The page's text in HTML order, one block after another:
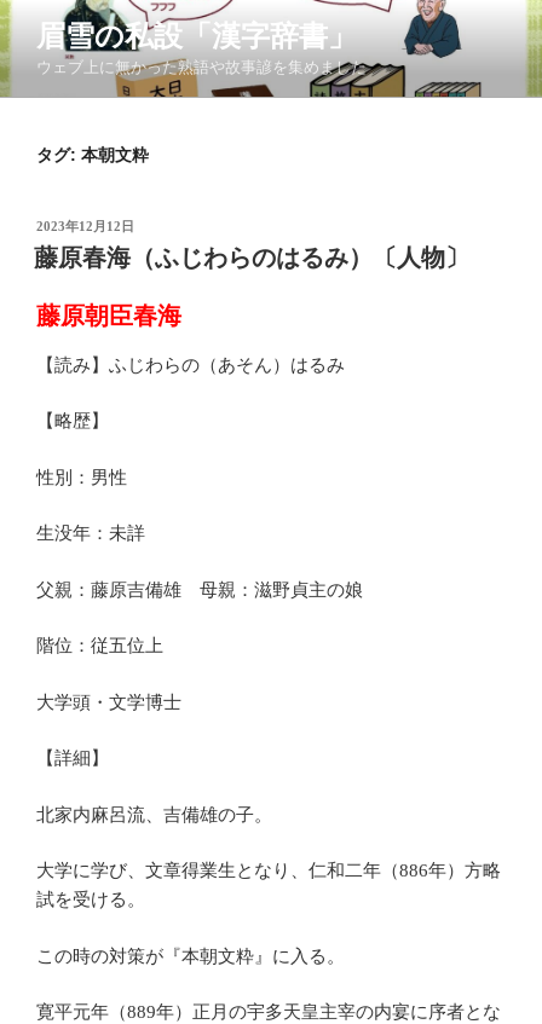
コ
ン
テ
ン
眉雪の私設「漢字辞書」
ウェブ上に無かった熟語や故事諺を集めました
タグ: 本朝文粋
投
稿
日:
2023年12月12日
藤原春海（ふじわらのはるみ）〔人物〕
藤原朝臣春海
【読み】ふじわらの（あそん）はるみ
【略歴】
性別：男性
生没年：未詳
父親：藤原吉備雄 母親：滋野貞主の娘
階位：従五位上
大学頭・文学博士
【詳細】
北家内麻呂流、吉備雄の子。
大学に学び、文章得業生となり、仁和二年（886年）方略
試を受ける。
この時の対策が『本朝文粋』に入る。
寛平元年（889年）正月の宇多天皇主宰の内宴に序者とな